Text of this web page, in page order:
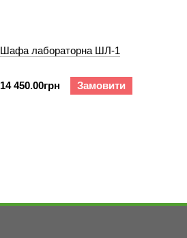
Шафа лабораторна ШЛ-1
14 450.00грн Замовити